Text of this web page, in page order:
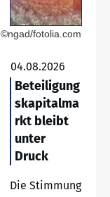
©ngad/fotolia.com
04.08.2026
Beteiligung
skapitalma
rkt bleibt
unter
Druck
Die Stimmung